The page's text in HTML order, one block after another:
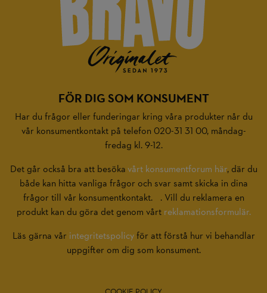
FÖR DIG SOM KONSUMENT
Har du frågor eller funderingar kring våra produkter når du
vår konsumentkontakt på telefon 020-31 31 00, måndag-
fredag kl. 9-12.
Det går också bra att besökavårt konsumentforum här, där du
både kan hitta vanliga frågor och svar samt skicka in dina
frågor till vår konsumentkontakt. . Vill du reklamera en
produkt kan du göra det genom vårt reklamationsformulär.
Läs gärna vår integritetspolicyför att förstå hur vi behandlar
uppgifter om dig som konsument.